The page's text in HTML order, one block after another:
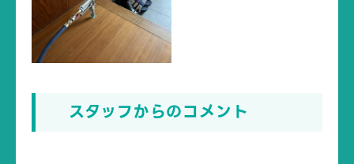
スタッフからのコメント